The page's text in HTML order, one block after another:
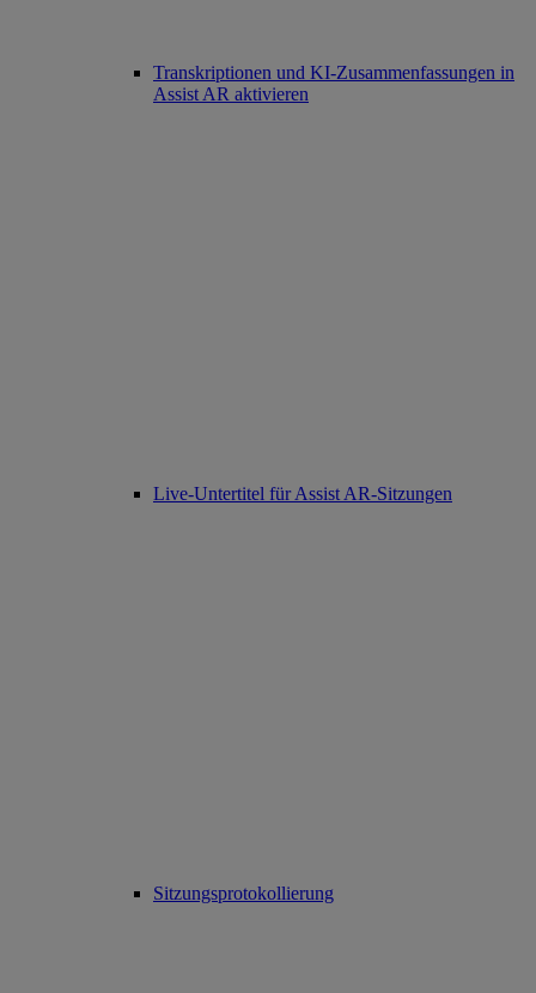
Transkriptionen und KI-Zusammenfassungen in
Assist AR aktivieren
Live-Untertitel für Assist AR-Sitzungen
Sitzungsprotokollierung